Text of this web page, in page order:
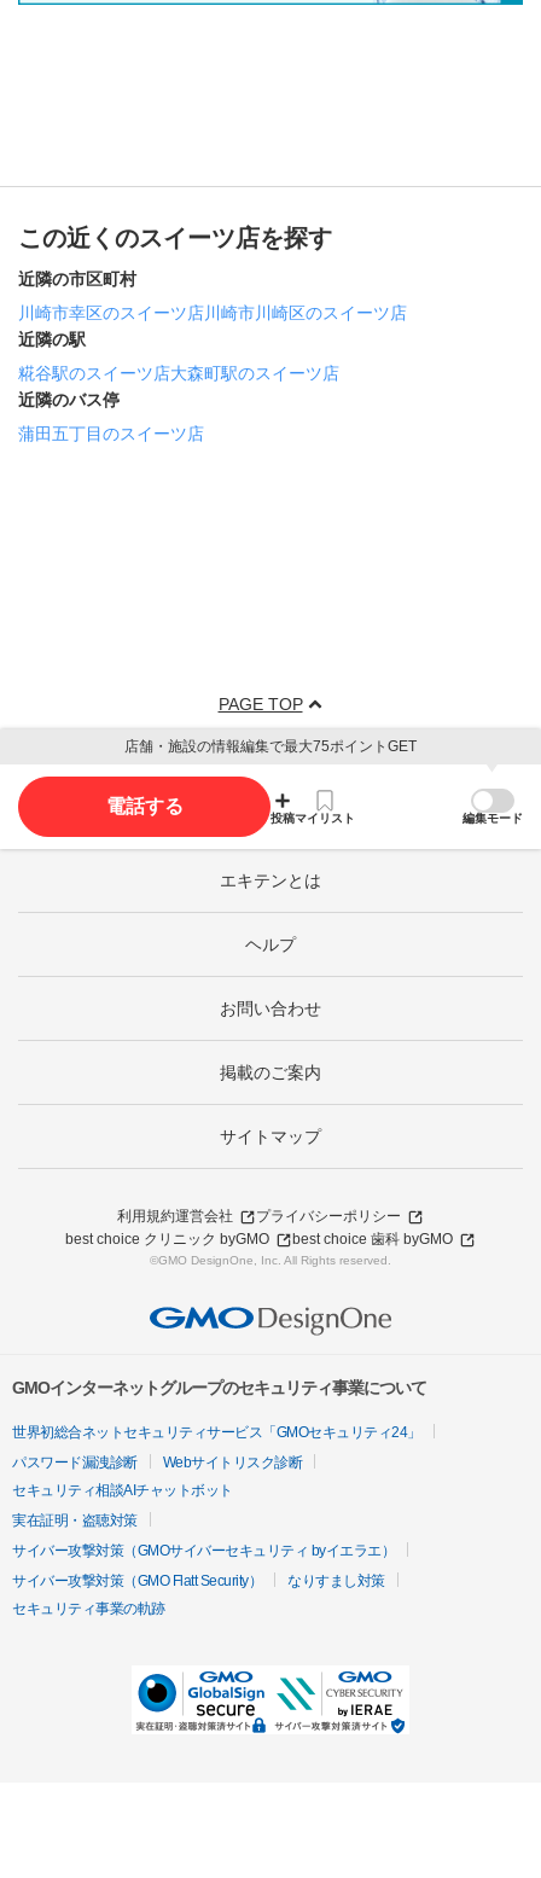
この近くのスイーツ店を探す
近隣の市区町村
川崎市幸区のスイーツ店川崎市川崎区のスイーツ店
近隣の駅
糀谷駅のスイーツ店大森町駅のスイーツ店
近隣のバス停
蒲田五丁目のスイーツ店
PAGE TOP
店舗・施設の情報編集で最大75ポイントGET
電話する
投稿マイリスト 編集モード
エキテンとは
ヘルプ
お問い合わせ
掲載のご案内
サイトマップ
利用規約運営会社
プライバシーポリシー
best choice クリニック byGMO
best choice 歯科 byGMO
©GMO DesignOne, Inc. All Rights reserved.
GMOインターネットグループのセキュリティ事業について
世界初総合ネットセキュリティサービス「GMOセキュリティ24」
パスワード漏洩診断
Webサイトリスク診断
セキュリティ相談AIチャットボット
実在証明・盗聴対策
サイバー攻撃対策（GMOサイバーセキュリティ byイエラエ）
サイバー攻撃対策（GMO Flatt Security）
なりすまし対策
セキュリティ事業の軌跡